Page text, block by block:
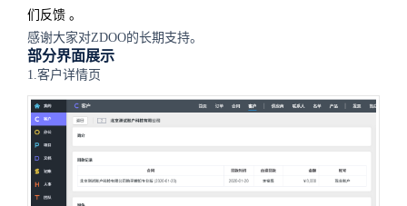
们反馈 。
感谢大家对ZDOO的长期支持。
部分界面展示
1.客户详情页